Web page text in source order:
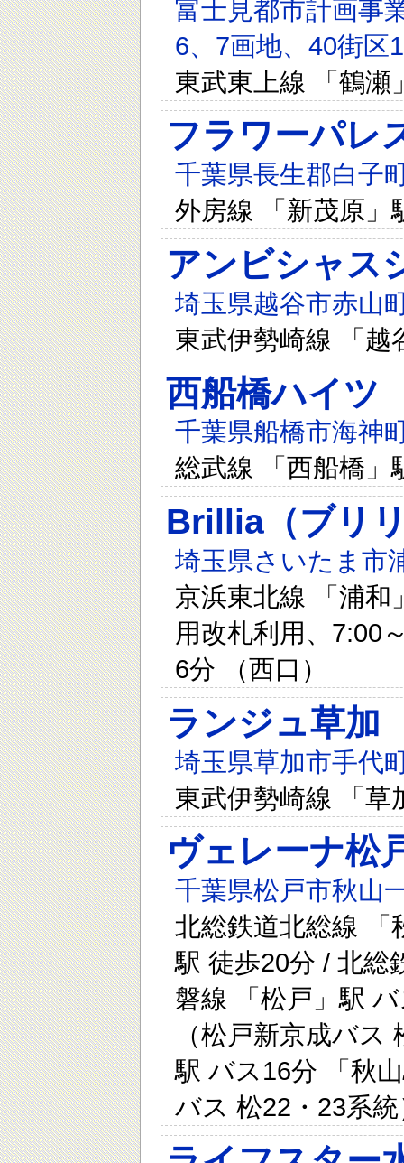
富士見都市計画事
6、7画地、40街区
東武東上線 「鶴瀬
フラワーパレ
千葉県長生郡白子
外房線 「新茂原」
アンビシャス
埼玉県越谷市赤山
東武伊勢崎線 「越
西船橋ハイツ
千葉県船橋市海神
総武線 「西船橋」
Brillia（ブリ
埼玉県さいたま市
京浜東北線 「浦和
用改札利用、7:00
6分 （西口）
ランジュ草加
埼玉県草加市手代
東武伊勢崎線 「草
ヴェレーナ松
千葉県松戸市秋山
北総鉄道北総線 「
駅 徒歩20分 / 北総
磐線 「松戸」駅
（松戸新京成バ
駅 バス16分 「秋
バス 松22・23系